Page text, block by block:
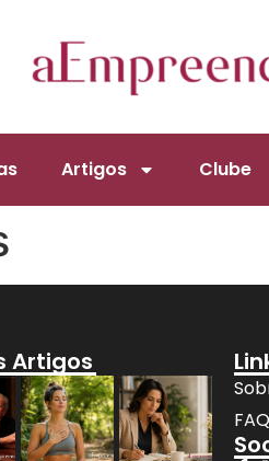
Artigos Clube
Artigos
FAQ